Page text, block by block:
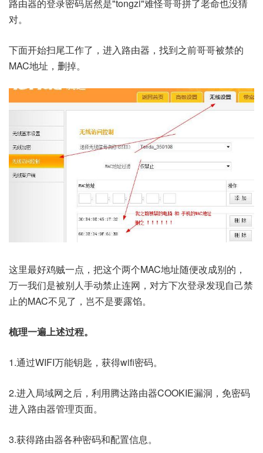
路由器的登录密码居然是"tongzi"难怪哥哥拼了老命也没猜
对。
下面开始扫尾工作了，进入路由器，找到之前哥哥被禁的
MAC地址，删掉。
这里最好鸡贼一点，把这个两个MAC地址随便改成别的，
万一我们是被别人手动禁止连网，对方下次登录发现自己禁
止的MAC不见了，岂不是要露馅。
梳理一遍上述过程。
1.通过WIFI万能钥匙，获得wifi密码。
2.进入局域网之后，利用腾达路由器COOKIE漏洞，免密码
进入路由器管理页面。
3.获得路由器各种密码和配置信息。